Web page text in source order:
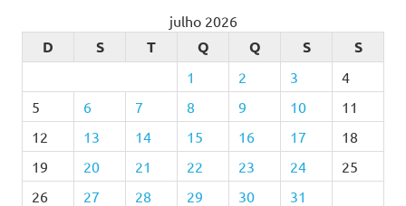
julho 2026
D S T Q Q S S
1 2 3
4
5
6 7 8 9 10
11
12
13 14 15 16 17
18
19
20 21 22 23 24
25
26
27 28 29 30 31